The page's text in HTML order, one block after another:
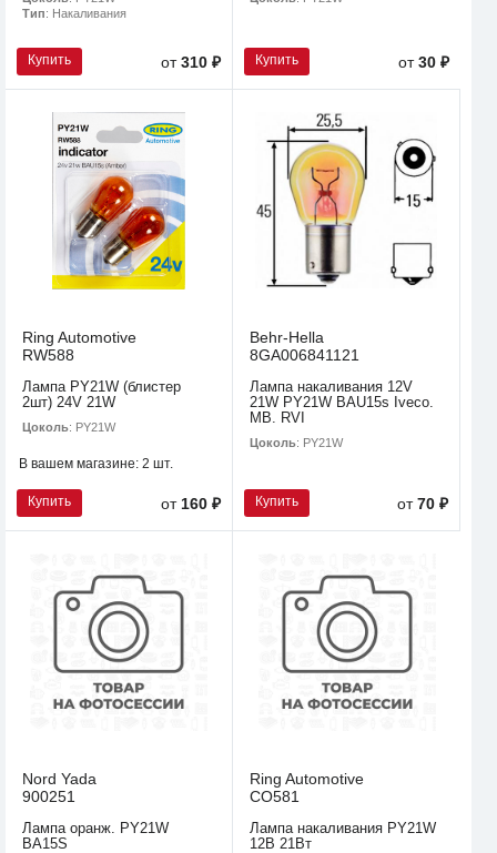
Тип: Накаливания
Купить от310 ₽ Купить от30 ₽
Ring Automotive
RW588
Лампа PY21W (блистер
2шт) 24V 21W
Цоколь: PY21W
В вашем магазине: 2 шт.
Купить от 160 ₽
Behr-Hella
8GA006841121
Лампа накаливания 12V
21W PY21W BAU15s Iveco.
MB. RVI
Цоколь: PY21W
Купить от70 ₽
Nord Yada
900251
Лампа оранж. PY21W
BA15S
Ring Automotive
CO581
Лампа накаливания PY21W
12В 21Вт